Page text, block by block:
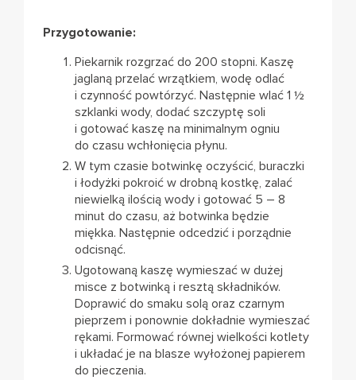
Przygotowanie:
Piekarnik rozgrzać do 200 stopni. Kaszę
jaglaną przelać wrzątkiem, wodę odlać
i czynność powtórzyć. Następnie wlać 1 ½
szklanki wody, dodać szczyptę soli
i gotować kaszę na minimalnym ogniu
do czasu wchłonięcia płynu.
W tym czasie botwinkę oczyścić, buraczki
i łodyżki pokroić w drobną kostkę, zalać
niewielką ilością wody i gotować 5 – 8
minut do czasu, aż botwinka będzie
miękka. Następnie odcedzić i porządnie
odcisnąć.
Ugotowaną kaszę wymieszać w dużej
misce z botwinką i resztą składników.
Doprawić do smaku solą oraz czarnym
pieprzem i ponownie dokładnie wymieszać
rękami. Formować równej wielkości kotlety
i układać je na blasze wyłożonej papierem
do pieczenia.